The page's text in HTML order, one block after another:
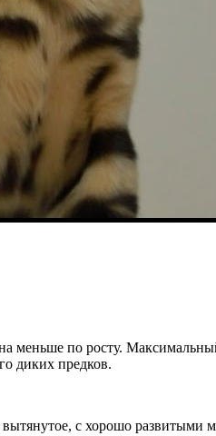
по росту.
диких предков.
с хорошо развитыми